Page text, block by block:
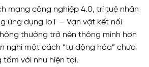
mạng công nghiệp 4.0, trí tuệ nhân
ứng dụng IoT – Vạn vật kết nối
thường trở nên thông minh hơn
nghi một cách “tự động hóa” chưa
với như hiện tại.